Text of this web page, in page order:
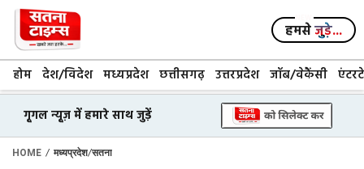
Skip
content
हमसेजुड़े...
होम देश/विदेश मध्यप्रदेश छत्तीसगढ़ उत्तरप्रदेश जॉब/वेकैंसी
गूगल न्यूज़ में हमारे साथ जुड़ें
HOME / मध्यप्रदेश/सतना